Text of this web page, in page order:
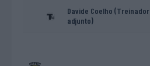
Davide Coelho (Treinador
adjunto)